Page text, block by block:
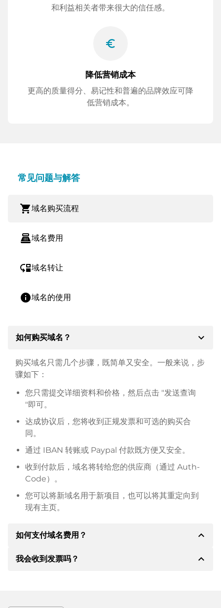
和利益相关者带来很大的信任感。
euro_symbol
降低营销成本
更高的质量得分、易记性和普遍的品牌效应可降
低营销成本。
常见问题与解答
shopping_cart域名购买流程
point_of_sale域名费用
move_down域名转让
info域名的使用
如何购买域名？ expand_more
购买域名只需几个步骤，既简单又安全。一般来说，步
骤如下：
您只需提交详细资料和价格，然后点击 "发送查询
"即可。
达成协议后，您将收到正规发票和可选的购买合
同。
通过 IBAN 转账或 Paypal 付款既方便又安全。
收到付款后，域名将转给您的供应商（通过 Auth-
Code）。
您可以将新域名用于新项目，也可以将其重定向到
现有主页。
如何支付域名费用？ expand_less
达成协议后，房东将通知您付款细节。房主随后会向您
我会收到发票吗？ expand_less